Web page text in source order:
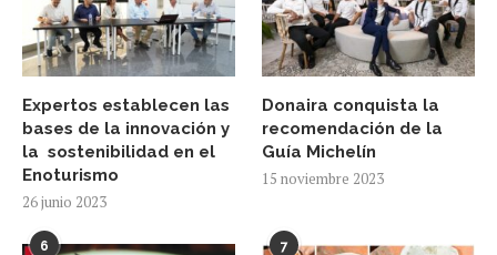
Expertos establecen las
bases de la innovación y
la sostenibilidad en el
Enoturismo
26 junio 2023
Donaira conquista la
recomendación de la
Guía Michelín
15 noviembre 2023
6 7